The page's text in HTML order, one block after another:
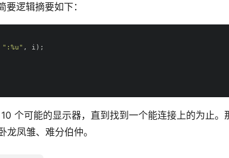
要逻辑摘要如下：
":%u" , i );
个可能的显示器，直到找到一个能连接上的为止。
凤雏、难分伯仲。